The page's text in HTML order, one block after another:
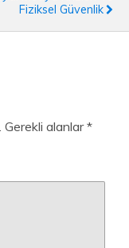
Fiziksel Güvenlik
Gerekli alanlar*